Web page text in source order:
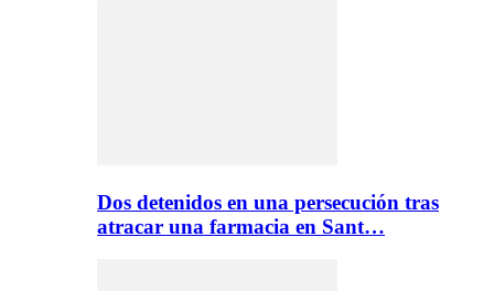
Dos detenidos en una persecución tras
atracar una farmacia en Sant…